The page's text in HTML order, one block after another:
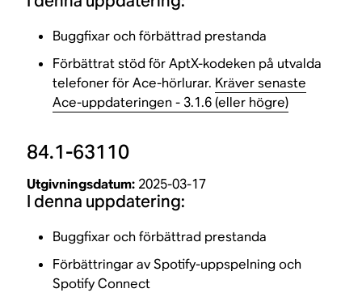
Buggfixar och förbättrad prestanda
Förbättrat stöd för AptX-kodeken på utvalda
telefoner för Ace-hörlurar. Kräver senaste
Ace-uppdateringen - 3.1.6 (eller högre)
84.1-63110
Utgivningsdatum: 2025-03-17
I denna uppdatering:
Buggfixar och förbättrad prestanda
Förbättringar av Spotify-uppspelning och
Spotify Connect